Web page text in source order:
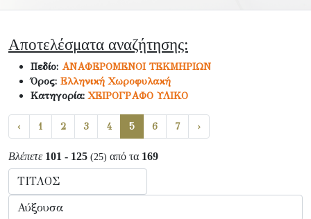
Αποτελέσματα αναζήτησης:
Πεδίο: ΑΝΑΦΕΡΟΜΕΝΟΙ ΤΕΚΜΗΡΙΩΝ
Όρος: Ελληνική Χωροφυλακή
Κατηγορία:ΧΕΙΡΟΓΡΑΦΟ ΥΛΙΚΟ
‹ 1 2 3 4 5 6 7 ›
Βλέπετε 101 - 125 (25) από τα 169